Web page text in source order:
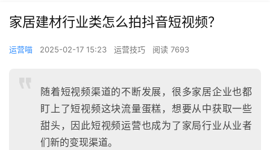
家居建材行业类怎么拍抖音短视频？
运营喵 2025-02-17 15:23 运营技巧 阅读 7693
随着短视频渠道的不断发展，很多家居企业也都
盯上了短视频这块流量蛋糕，想要从中获取一些
甜头，因此短视频运营也成为了家局行业从业者
们新的变现渠道。